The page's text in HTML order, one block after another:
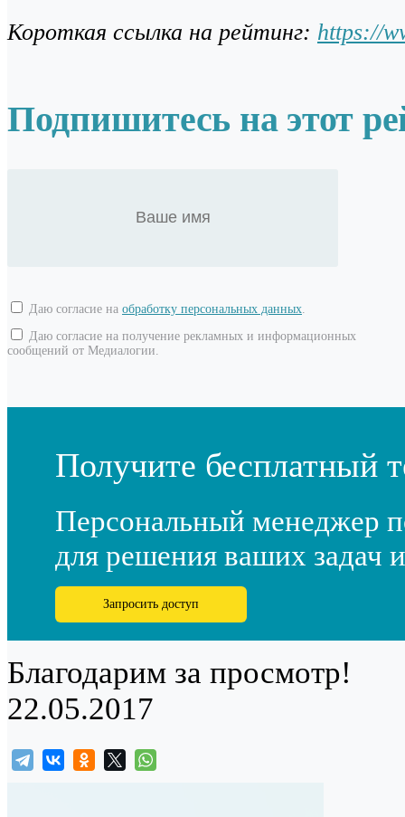
Короткая ссылка на рейтинг: https://
Подпишитесь на этот
Даю согласие на обработку персональных данных
Даю согласие на получение рекламных и информационных
сообщений от Медиалогии.
Получите бесплатный
Персональный менеджер
для решения ваших задач
Запросить доступ
Благодарим за просмотр!
22.05.2017